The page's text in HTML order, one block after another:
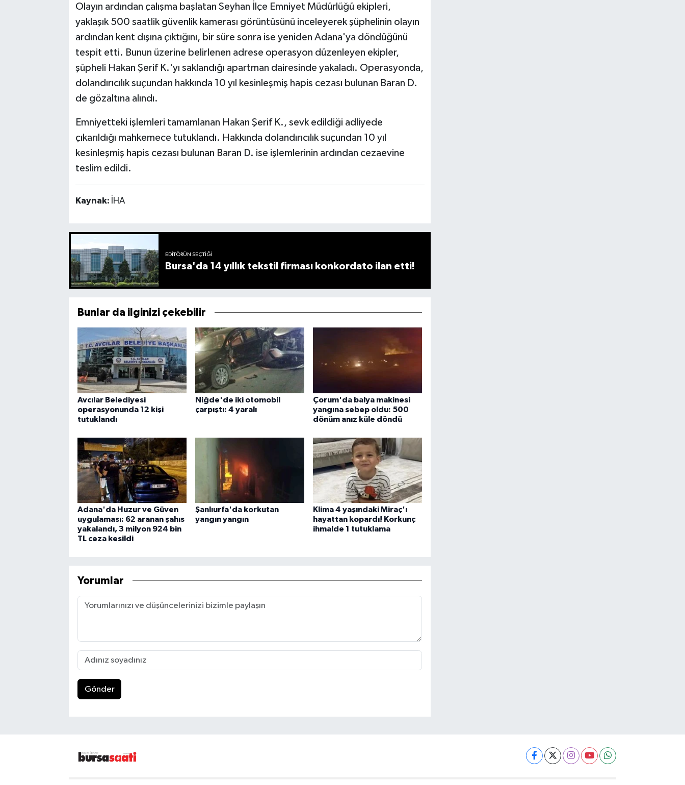
Olayın ardından çalışma başlatan Seyhan İlçe Emniyet Müdürlüğü ekipleri,
yaklaşık 500 saatlik güvenlik kamerası görüntüsünü inceleyerek şüphelinin olayın
ardından kent dışına çıktığını, bir süre sonra ise yeniden Adana'ya döndüğünü
tespit etti. Bunun üzerine belirlenen adrese operasyon düzenleyen ekipler,
şüpheli Hakan Şerif K.'yı saklandığı apartman dairesinde yakaladı. Operasyonda,
dolandırıcılık suçundan hakkında 10 yıl kesinleşmiş hapis cezası bulunan Baran D.
de gözaltına alındı.
Emniyetteki işlemleri tamamlanan Hakan Şerif K., sevk edildiği adliyede
çıkarıldığı mahkemece tutuklandı. Hakkında dolandırıcılık suçundan 10 yıl
kesinleşmiş hapis cezası bulunan Baran D. ise işlemlerinin ardından cezaevine
teslim edildi.
Kaynak: İHA
EDITÖRÜN SEÇTIĞI
Bursa'da 14 yıllık tekstil firması konkordato ilan etti!
Bunlar da ilginizi çekebilir
Avcılar Belediyesi
operasyonunda 12 kişi
tutuklandı
Niğde'de iki otomobil
çarpıştı: 4 yaralı
Çorum'da balya makinesi
yangına sebep oldu: 500
dönüm anız küle döndü
Adana'da Huzur ve Güven
uygulaması: 62 aranan şahıs
yakalandı, 3 milyon 924 bin
TL ceza kesildi
Şanlıurfa'da korkutan
yangın yangın
Klima 4 yaşındaki Miraç'ı
hayattan kopardı! Korkunç
ihmalde 1 tutuklama
Yorumlar
Gönder